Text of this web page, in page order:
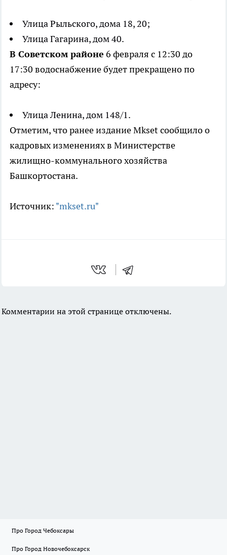
Улица Рыльского, дома 18, 20;
Улица Гагарина, дом 40.
В Советском районе 6 февраля с 12:30 до
17:30 водоснабжение будет прекращено по
адресу:
Улица Ленина, дом 148/1.
Отметим, что ранее издание Mkset сообщило о
кадровых изменениях в Министерстве
жилищно-коммунального хозяйства
Башкортостана.
Источник: "mkset.ru"
Комментарии на этой странице отключены.
Про Город Чебоксары
Про Город Новочебоксарск